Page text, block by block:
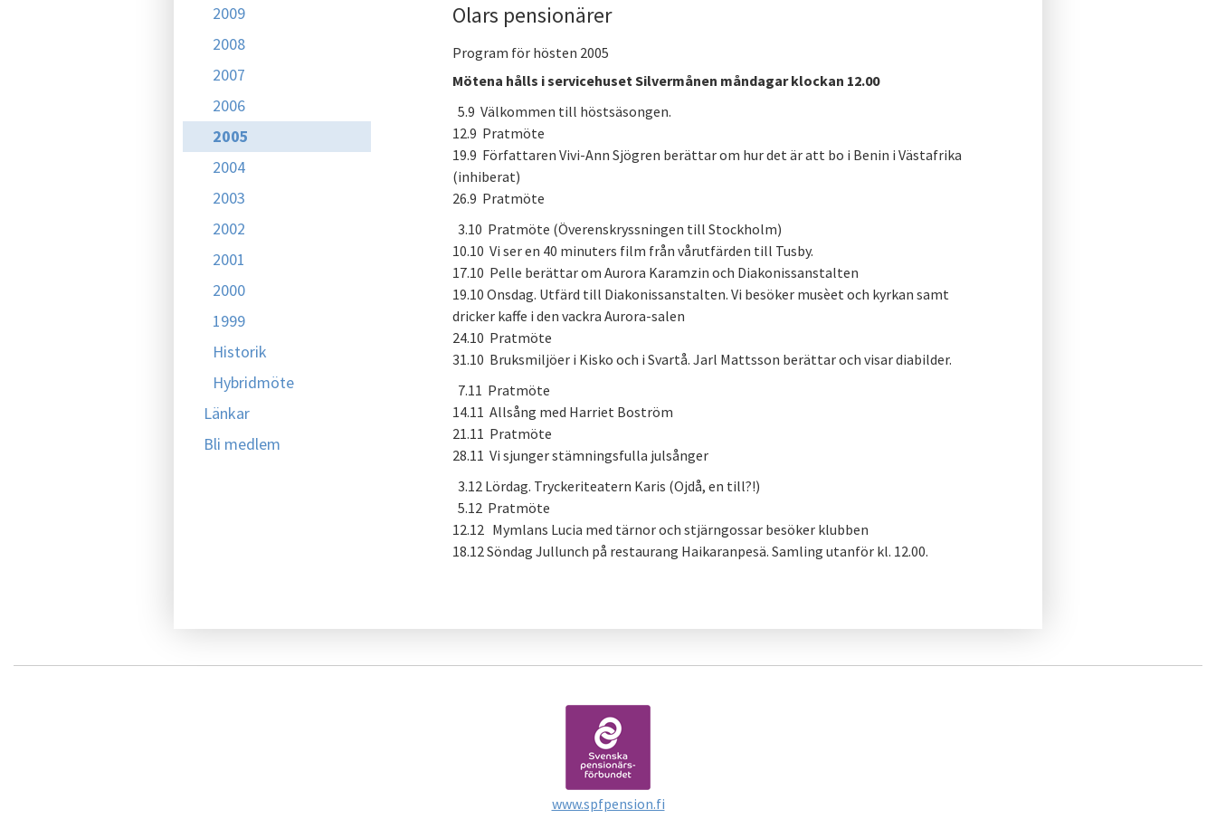
2009
2008
2007
2006
2005
2004
2003
2002
2001
2000
1999
Historik
Hybridmöte
Länkar
Bli medlem
Olars pensionärer
Program för hösten 2005
Mötena hålls i servicehuset Silvermånen måndagar klockan 12.00
5.9 Välkommen till höstsäsongen.
12.9 Pratmöte
19.9 Författaren Vivi-Ann Sjögren berättar om hur det är att bo i Benin i Västafrika
(inhiberat)
26.9 Pratmöte
3.10 Pratmöte (Överenskryssningen till Stockholm)
10.10 Vi ser en 40 minuters film från vårutfärden till Tusby.
17.10 Pelle berättar om Aurora Karamzin och Diakonissanstalten
19.10 Onsdag. Utfärd till Diakonissanstalten. Vi besöker musèet och kyrkan samt
dricker kaffe i den vackra Aurora-salen
24.10 Pratmöte
31.10 Bruksmiljöer i Kisko och i Svartå. Jarl Mattsson berättar och visar diabilder.
7.11 Pratmöte
14.11 Allsång med Harriet Boström
21.11 Pratmöte
28.11 Vi sjunger stämningsfulla julsånger
3.12 Lördag. Tryckeriteatern Karis (Ojdå, en till?!)
5.12 Pratmöte
12.12 Mymlans Lucia med tärnor och stjärngossar besöker klubben
18.12 Söndag Jullunch på restaurang Haikaranpesä. Samling utanför kl. 12.00.
www.spfpension.fi